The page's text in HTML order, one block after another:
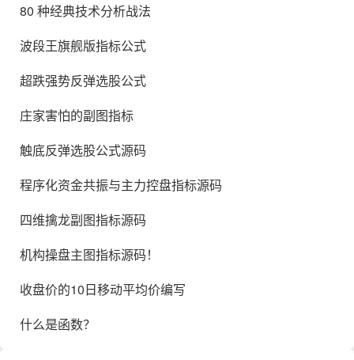
80 种经典技术分析战法
波段王旗舰版指标公式
超跌强势反弹选股公式
庄家害怕的副图指标
触底反弹选股公式源码
程序化资金共振与主力控盘指标源码
四维擒龙副图指标源码
机构操盘主图指标源码！
收盘价的10日移动平均价编写
什么是函数？